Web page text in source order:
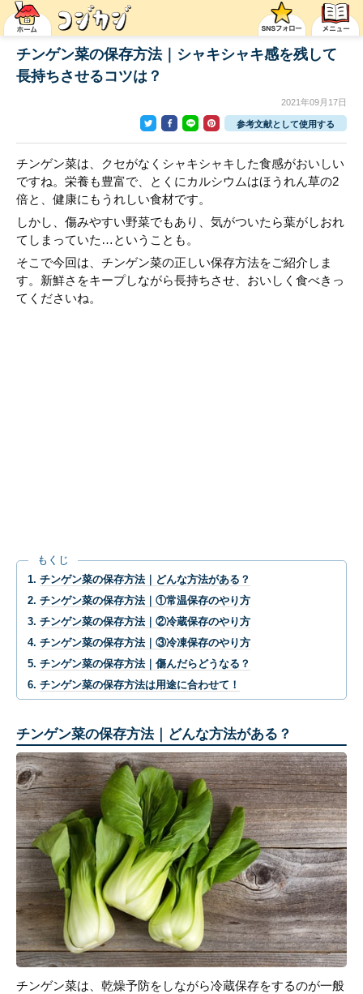
チンゲン菜の保存方法｜シャキシャキ感を残して
長持ちさせるコツは？
2021年09月17日
参考文献として使用する
チンゲン菜は、クセがなくシャキシャキした食感がおいしい
ですね。栄養も豊富で、とくにカルシウムはほうれん草の2
倍と、健康にもうれしい食材です。
しかし、傷みやすい野菜でもあり、気がついたら葉がしおれ
てしまっていた…ということも。
そこで今回は、チンゲン菜の正しい保存方法をご紹介しま
す。新鮮さをキープしながら長持ちさせ、おいしく食べきっ
てくださいね。
もくじ
チンゲン菜の保存方法｜どんな方法がある？
チンゲン菜の保存方法｜①常温保存のやり方
チンゲン菜の保存方法｜②冷蔵保存のやり方
チンゲン菜の保存方法｜③冷凍保存のやり方
チンゲン菜の保存方法｜傷んだらどうなる？
チンゲン菜の保存方法は用途に合わせて！
チンゲン菜の保存方法｜どんな方法がある？
チンゲン菜は、乾燥予防をしながら冷蔵保存をするのが一般